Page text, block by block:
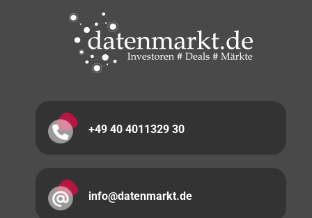
+49 40 4011329 30
info@datenmarkt.de